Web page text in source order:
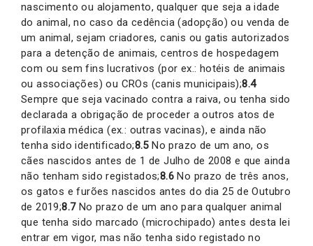
nascimento ou alojamento, qualquer que seja a idade
do animal, no caso da cedência (adopção) ou venda de
um animal, sejam criadores, canis ou gatis autorizados
para a detenção de animais, centros de hospedagem
com ou sem fins lucrativos (por ex.: hotéis de animais
ou associações) ou CROs (canis municipais);8.4
Sempre que seja vacinado contra a raiva, ou tenha sido
declarada a obrigação de proceder a outros atos de
profilaxia médica (ex.: outras vacinas), e ainda não
tenha sido identificado;8.5No prazo de um ano, os
cães nascidos antes de 1 de Julho de 2008 e que ainda
não tenham sido registados;8.6 No prazo de três anos,
os gatos e furões nascidos antes do dia 25 de Outubro
de 2019;8.7No prazo de um ano para qualquer animal
que tenha sido marcado (microchipado) antes desta lei
entrar em vigor, mas não tenha sido registado no